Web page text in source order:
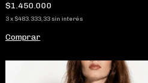
$1.450.000
3 x $483.333,33 sin interés
Comprar